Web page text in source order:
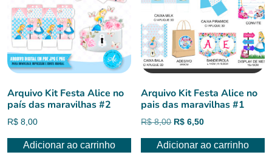
Arquivo Kit Festa Alice no
país das maravilhas #2
R$ 8,00
Adicionar ao carrinho
Arquivo Kit Festa Alice no
pais das maravilhas #1
R$8,00 O
original
R$ 6,50O
atual
Adicionar ao carrinho